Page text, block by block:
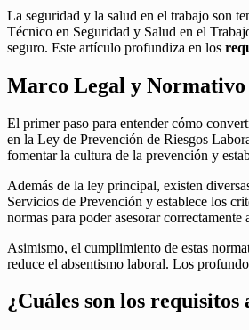
La seguridad y la salud en el trabajo son
Técnico en Seguridad y Salud en el
seguro. Este artículo profundiza en los
Marco Legal y Normativo
El primer paso para entender cómo
en la Ley de Prevención de Riesgos
fomentar la cultura de la prevención y
Además de la ley principal, existen
Servicios de Prevención y establece los
normas para poder asesorar
Asimismo, el cumplimiento de estas
reduce el absentismo laboral. Los
¿Cuáles son los